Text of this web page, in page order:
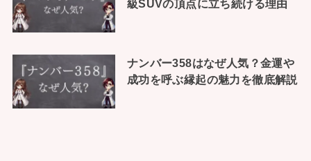
級SUVの頂点に立ち続ける理由
ナンバー358はなぜ人気？金運や
成功を呼ぶ縁起の魅力を徹底解説